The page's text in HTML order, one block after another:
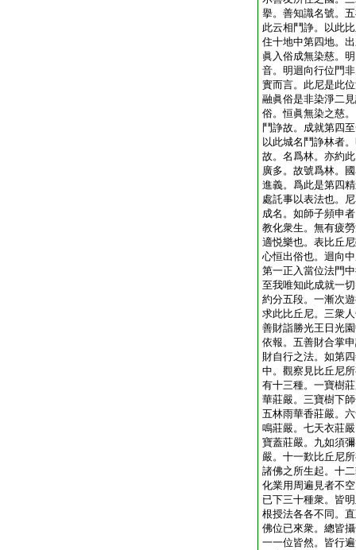
擧。善知識名號。
此云相鬥諍。以此
住十地中第四地。
眞入俗成無染慈。
音。明迴向行位門
實而言。此尼是此
融眞俗是非染淨二
俗。恒眞無染之慈
鬥諍故。成就第四
以此城名鬥諍林者
故。名爲林。亦約
廣多。故號爲林。
進義。爲此是第四
處託事以表法也。
成名。如師子頻申
教化衆生。無有疲
適悦樂也。表比丘
心恒出俗也。迴向
第一正入當位法門
至我唯知此成就一
約分五段。一漸次
求此比丘尼。三衆
善財詣勝光王日光
依報。五善財合掌
財自行之法。如第
中。觀察見比丘尼
有十三種。一寶樹
華莊嚴。三寶樹下
五林雨華香莊嚴。
鳴莊嚴。七天衣莊
寶蓋莊嚴。九如須
嚴。十一歎比丘尼
諸佛之所生起。十
化業用周遍見者不
已下三十種衆。皆
根授法各各不同。
佛位已來衆。總皆
一一位皆然。皆行